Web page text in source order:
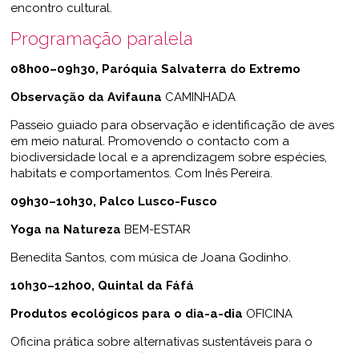
encontro cultural.
Programação paralela
08h00–09h30, Paróquia Salvaterra do Extremo
Observação da Avifauna CAMINHADA
Passeio guiado para observação e identificação de aves
em meio natural. Promovendo o contacto com a
biodiversidade local e a aprendizagem sobre espécies,
habitats e comportamentos. Com Inês Pereira.
09h30–10h30, Palco Lusco-Fusco
Yoga na Natureza BEM-ESTAR
Benedita Santos, com música de Joana Godinho.
10h30–12h00, Quintal da Fáfá
Produtos ecológicos para o dia-a-dia OFICINA
Oficina prática sobre alternativas sustentáveis para o